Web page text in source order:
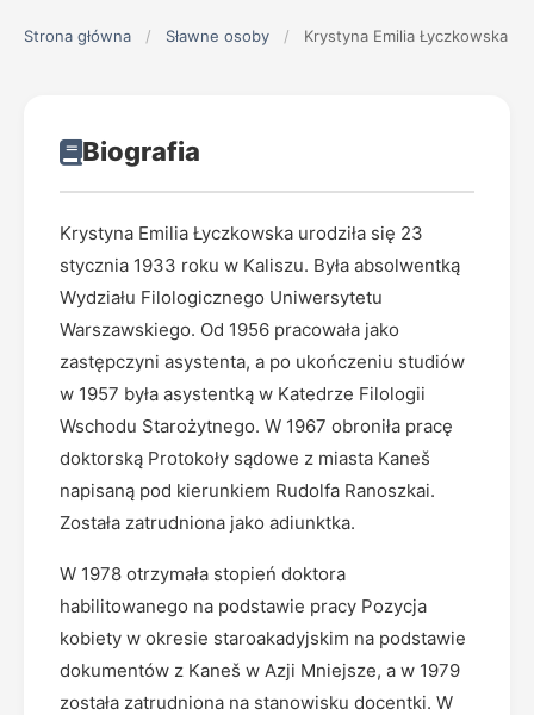
Strona główna / Sławne osoby / Krystyna Emilia Łyczkowska
Biografia
Krystyna Emilia Łyczkowska urodziła się 23
stycznia 1933 roku w Kaliszu. Była absolwentką
Wydziału Filologicznego Uniwersytetu
Warszawskiego. Od 1956 pracowała jako
zastępczyni asystenta, a po ukończeniu studiów
w 1957 była asystentką w Katedrze Filologii
Wschodu Starożytnego. W 1967 obroniła pracę
doktorską Protokoły sądowe z miasta Kaneš
napisaną pod kierunkiem Rudolfa Ranoszkai.
Została zatrudniona jako adiunktka.
W 1978 otrzymała stopień doktora
habilitowanego na podstawie pracy Pozycja
kobiety w okresie staroakadyjskim na podstawie
dokumentów z Kaneš w Azji Mniejsze, a w 1979
została zatrudniona na stanowisku docentki. W